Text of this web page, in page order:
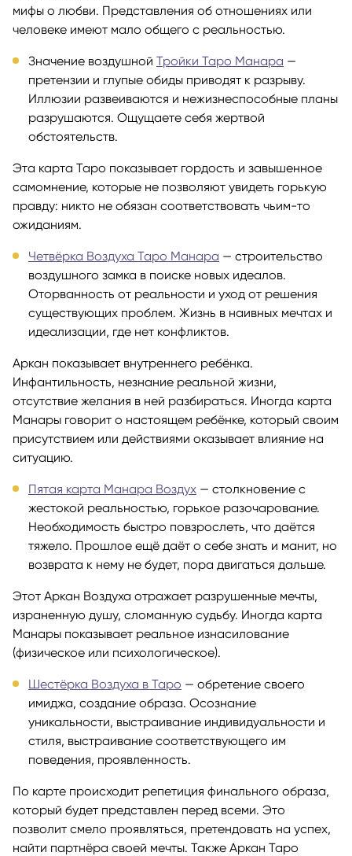
мифы о любви. Представления об отношениях или
человеке имеют мало общего с реальностью.
Значение воздушной Тройки Таро Манара —
претензии и глупые обиды приводят к разрыву.
Иллюзии развеиваются и нежизнеспособные планы
разрушаются. Ощущаете себя жертвой
обстоятельств.
Эта карта Таро показывает гордость и завышенное
самомнение, которые не позволяют увидеть горькую
правду: никто не обязан соответствовать чьим-то
ожиданиям.
Четвёрка Воздуха Таро Манара — строительство
воздушного замка в поиске новых идеалов.
Оторванность от реальности и уход от решения
существующих проблем. Жизнь в наивных мечтах и
идеализации, где нет конфликтов.
Аркан показывает внутреннего ребёнка.
Инфантильность, незнание реальной жизни,
отсутствие желания в ней разбираться. Иногда карта
Манары говорит о настоящем ребёнке, который своим
присутствием или действиями оказывает влияние на
ситуацию.
Пятая карта Манара Воздух — столкновение с
жестокой реальностью, горькое разочарование.
Необходимость быстро повзрослеть, что даётся
тяжело. Прошлое ещё даёт о себе знать и манит, но
возврата к нему не будет, пора двигаться дальше.
Этот Аркан Воздуха отражает разрушенные мечты,
израненную душу, сломанную судьбу. Иногда карта
Манары показывает реальное изнасилование
(физическое или психологическое).
Шестёрка Воздуха в Таро — обретение своего
имиджа, создание образа. Осознание
уникальности, выстраивание индивидуальности и
стиля, выстраивание соответствующего им
поведения, проявленность.
По карте происходит репетиция финального образа,
который будет представлен перед всеми. Это
позволит смело проявляться, претендовать на успех,
найти партнёра своей мечты. Также Аркан Таро